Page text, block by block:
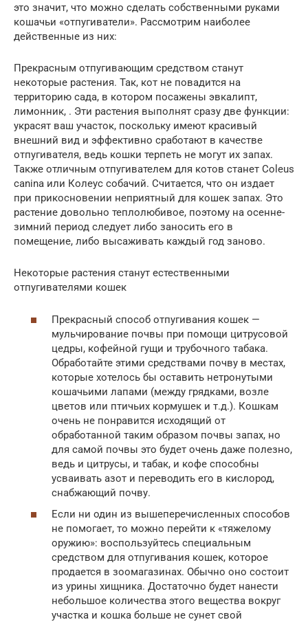
это значит, что можно сделать собственными руками
кошачьи «отпугиватели». Рассмотрим наиболее
действенные из них:
Прекрасным отпугивающим средством станут
некоторые растения. Так, кот не повадится на
территорию сада, в котором посажены эвкалипт,
лимонник, . Эти растения выполнят сразу две функции:
украсят ваш участок, поскольку имеют красивый
внешний вид и эффективно сработают в качестве
отпугивателя, ведь кошки терпеть не могут их запах.
Также отличным отпугивателем для котов станет Coleus
canina или Колеус собачий. Считается, что он издает
при прикосновении неприятный для кошек запах. Это
растение довольно теплолюбивое, поэтому на осенне-
зимний период следует либо заносить его в
помещение, либо высаживать каждый год заново.
Некоторые растения станут естественными
отпугивателями кошек
Прекрасный способ отпугивания кошек —
мульчирование почвы при помощи цитрусовой
цедры, кофейной гущи и трубочного табака.
Обработайте этими средствами почву в местах,
которые хотелось бы оставить нетронутыми
кошачьими лапами (между грядками, возле
цветов или птичьих кормушек и т.д.). Кошкам
очень не понравится исходящий от
обработанной таким образом почвы запах, но
для самой почвы это будет очень даже полезно,
ведь и цитрусы, и табак, и кофе способны
усваивать азот и переводить его в кислород,
снабжающий почву.
Если ни один из вышеперечисленных способов
не помогает, то можно перейти к «тяжелому
оружию»: воспользуйтесь специальным
средством для отпугивания кошек, которое
продается в зоомагазинах. Обычно оно состоит
из урины хищника. Достаточно будет нанести
небольшое количества этого вещества вокруг
участка и кошка больше не сунет свой